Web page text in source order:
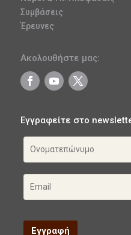
Συμβάσεις
Έρευνες
Ακολουθήστε μας:
Εγγραφείτε στο